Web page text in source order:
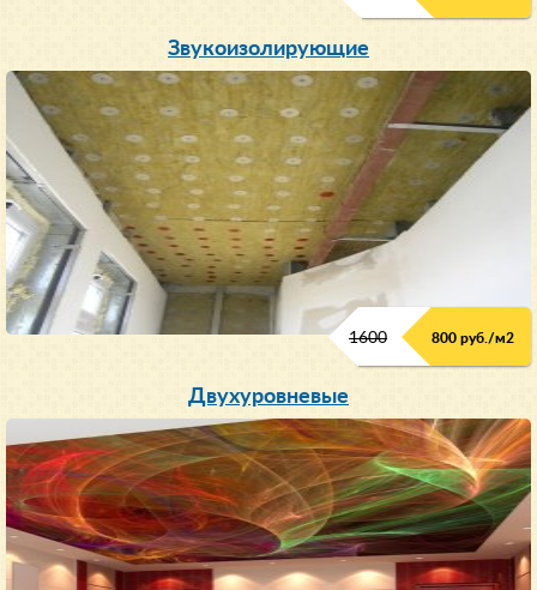
Звукоизолирующие
1600 800 руб./м2
Двухуровневые